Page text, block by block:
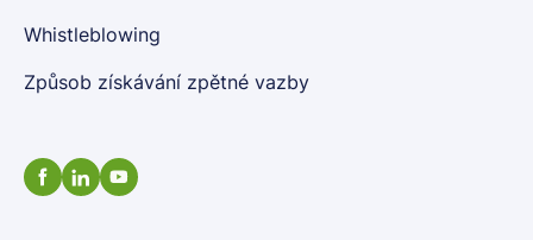
Whistleblowing
Způsob získávání zpětné vazby